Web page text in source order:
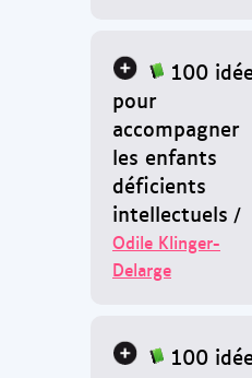
100
pour
accompagner
les enfants
déficients
intellectuels /
Odile Klinger-
Delarge
100